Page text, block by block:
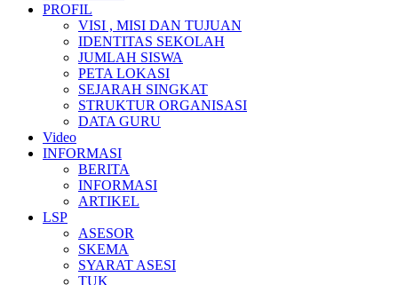
PROFIL
VISI , MISI DAN TUJUAN
IDENTITAS SEKOLAH
JUMLAH SISWA
PETA LOKASI
SEJARAH SINGKAT
STRUKTUR ORGANISASI
DATA GURU
Video
INFORMASI
BERITA
INFORMASI
ARTIKEL
LSP
ASESOR
SKEMA
SYARAT ASESI
TUK